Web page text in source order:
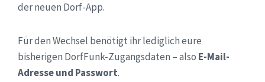
der neuen Dorf-App.
Für den Wechsel benötigt ihr lediglich eure
bisherigen DorfFunk-Zugangsdaten – also E-Mail-
Adresse und Passwort.